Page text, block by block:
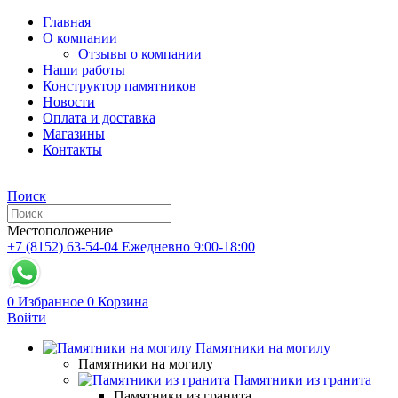
Главная
О компании
Отзывы о компании
Наши работы
Конструктор памятников
Новости
Оплата и доставка
Магазины
Контакты
Поиск
Местоположение
+7 (8152) 63-54-04 Ежедневно 9:00-18:00
0 Избранное 0 Корзина
Войти
Памятники на могилу
Памятники на могилу
Памятники из гранита